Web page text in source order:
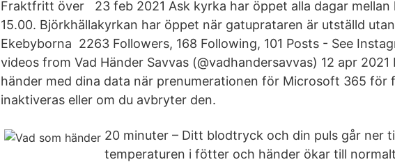
Fraktfritt över 23 feb 2021 Ask kyrka har öppet alla dagar mellan
15.00. Björkhällakyrkan har öppet när gatuprataren är utställd
Ekebyborna 2263 Followers, 168 Following, 101 Posts - See
videos from Vad Händer Savvas (@vadhandersavvas) 12 apr 2021
händer med dina data när prenumerationen för Microsoft 365 för
inaktiveras eller om du avbryter den.
20 minuter – Ditt blodtryck och din puls går ner
temperaturen i fötter och händer ökar till